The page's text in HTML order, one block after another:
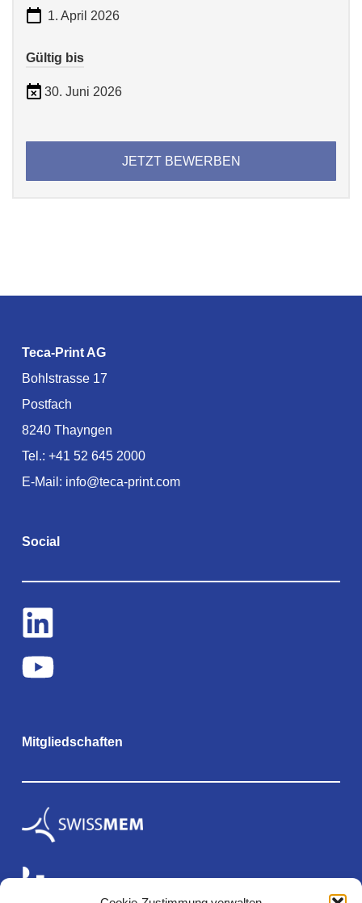
1. April 2026
Gültig bis
30. Juni 2026
JETZT BEWERBEN
Teca-Print AG
Bohlstrasse 17
Postfach
8240 Thayngen
Tel.: +41 52 645 2000
E-Mail: info@teca-print.com
Social
Mitgliedschaften